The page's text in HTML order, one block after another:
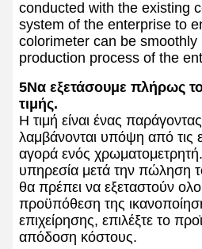
conducted with the existing
system of the enterprise to
colorimeter can be
production process of the
5Να εξετάσουμε πλήρως
τιμής.
Η τιμή είναι ένας
λαμβάνονται υπόψη από τις
αγορά ενός
υπηρεσία μετά την πώληση
θα πρέπει να εξεταστούν
προϋπόθεση της
επιχείρησης, επιλέξτε το
απόδοση κόστους.